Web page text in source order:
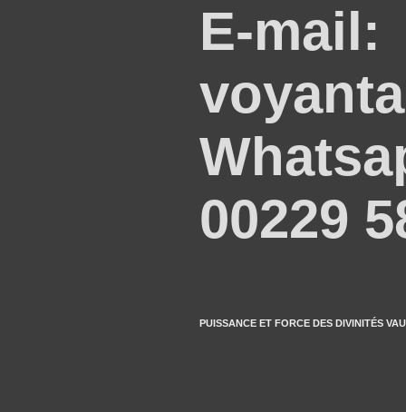
E-mail:
00229
PUISSANCE ET FORCE DES DIVINITÉS